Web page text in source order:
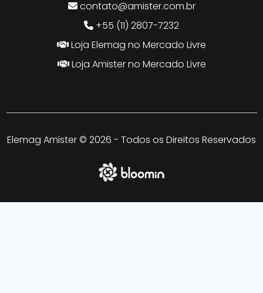
contato@amister.com.br
+55 (11) 2807-7232
Loja Elemag no Mercado Livre
Loja Amister no Mercado Livre
Elemag Amister © 2026 - Todos os Direitos Reservados